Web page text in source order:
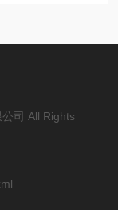
司 All Rights